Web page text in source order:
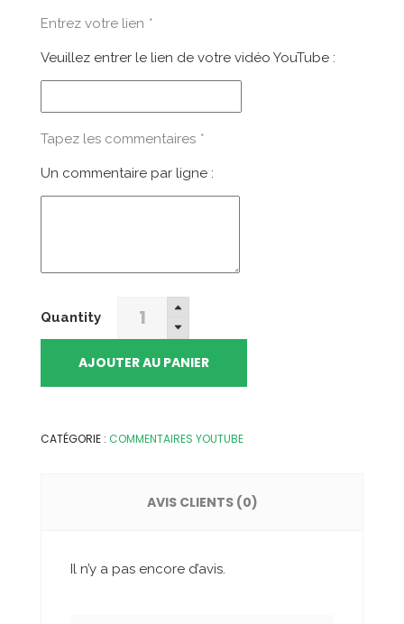
Entrez votre lien *
Veuillez entrer le lien de votre vidéo YouTube :
Tapez les commentaires *
Un commentaire par ligne :
Quantity
Commentaires
Youtube
AJOUTER AU PANIER
CATÉGORIE : COMMENTAIRES YOUTUBE
AVIS CLIENTS (0)
Il n’y a pas encore d’avis.